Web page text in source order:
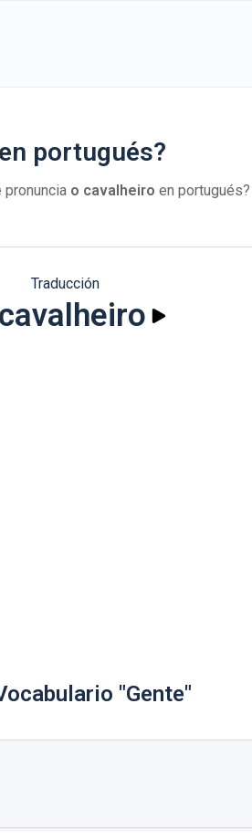
portugués?
pronuncia o cavalheiro en
Traducción
"Gente"